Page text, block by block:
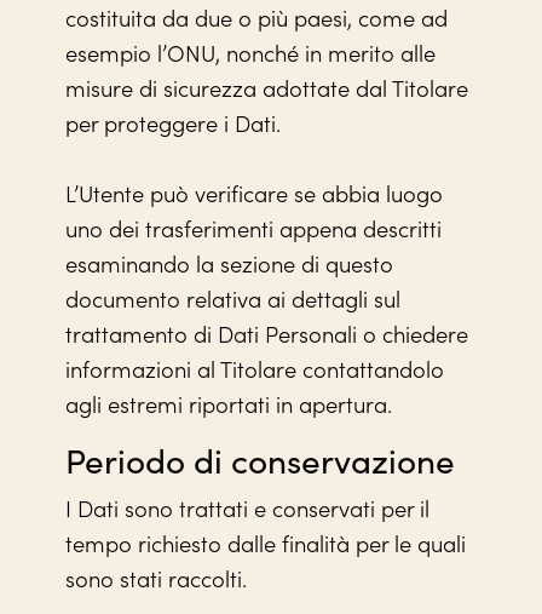
costituita da due o più paesi, come ad
esempio l’ONU, nonché in merito alle
misure di sicurezza adottate dal Titolare
per proteggere i Dati.
L’Utente può verificare se abbia luogo
uno dei trasferimenti appena descritti
esaminando la sezione di questo
documento relativa ai dettagli sul
trattamento di Dati Personali o chiedere
informazioni al Titolare contattandolo
agli estremi riportati in apertura.
Periodo di conservazione
I Dati sono trattati e conservati per il
tempo richiesto dalle finalità per le quali
sono stati raccolti.